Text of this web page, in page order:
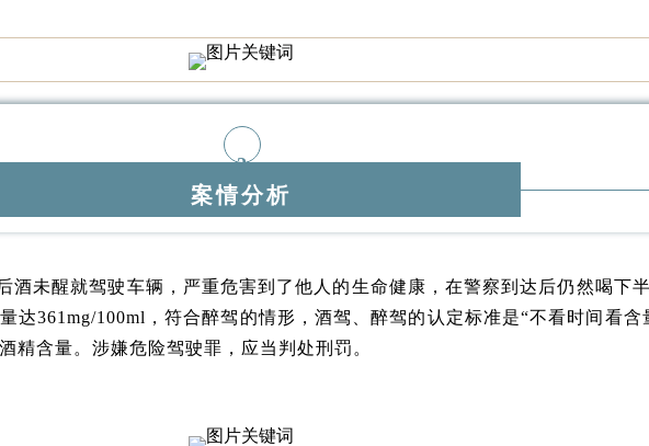
2
案情分析
酒未醒就驾驶车辆，严重危害到了他人的生命健康，在警察到达后仍然喝下
达361mg/100ml，符合醉驾的情形，酒驾、醉驾的认定标准是“不看时间看含
精含量。涉嫌危险驾驶罪，应当判处刑罚。